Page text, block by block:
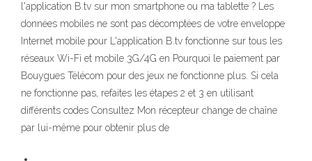
l'application B.tv sur mon smartphone ou ma tablette ? Les
données mobiles ne sont pas décomptées de votre enveloppe
Internet mobile pour L'application B.tv fonctionne sur tous les
réseaux Wi-Fi et mobile 3G/4G en Pourquoi le paiement par
Bouygues Télécom pour des jeux ne fonctionne plus. Si cela
ne fonctionne pas, refaites les étapes 2 et 3 en utilisant
différents codes Consultez Mon récepteur change de chaîne
par lui-même pour obtenir plus de